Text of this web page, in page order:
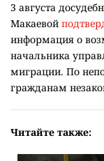
3 августа
Макаевой
информация о
начальника
миграции. По
гражданам
Читайте также: